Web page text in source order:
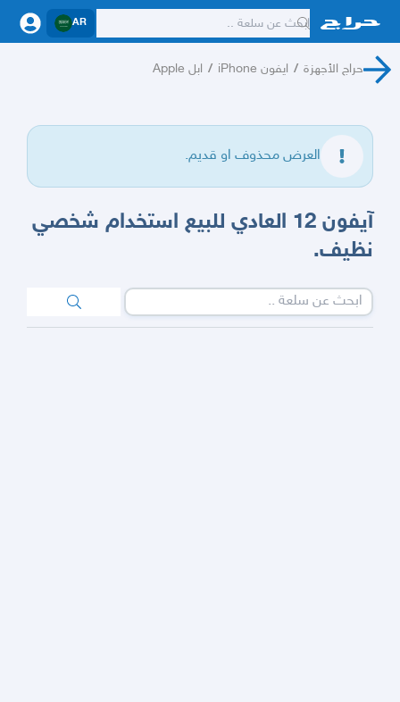
AR
حراج الأجهزة / ايفون iPhone / ابل Apple
العرض محذوف او قديم.
آيفون 12 العادي للبيع استخدام شخصي
نظيف.